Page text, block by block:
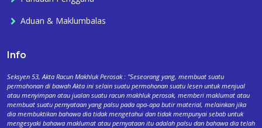
Aduan & Maklumbalas
Info
Seksyen 53, Akta Racun Makhluk Perosak : "Seseorang yang, membuat suatu
permohonan di bawah Akta ini selain suatu permohonan suatu lesen untuk menjual
atau menyimpan atau jualan suatu racun makhluk perosak, memberi maklumat atau
membuat suatu pernyataan yang palsu pada apa-apa butir material, melainkan jika
dia membuktikan bahawa dia tidak mengetahui dan tidak mempunyai sebab untuk
mengesyaki bahawa maklumat atau pernyataan itu adalah palsu dan bahawa dia telah